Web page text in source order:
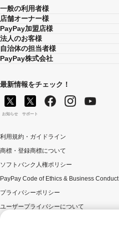
一般の利用者様
店舗オーナー様
PayPay加盟店様
法人のお客様
自治体の担当者様
PayPay株式会社
最新情報をチェック！
お知らせ サポート
利用規約・ガイドライン
商標・登録商標について
ソフトバンク人権ポリシー
PayPay Code of Ethics & Business Conduct
プライバシーポリシー
ユーザープライバシーについて